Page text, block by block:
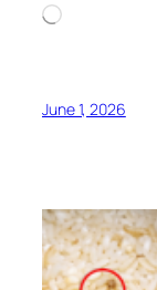
Loading…
June 1, 2026